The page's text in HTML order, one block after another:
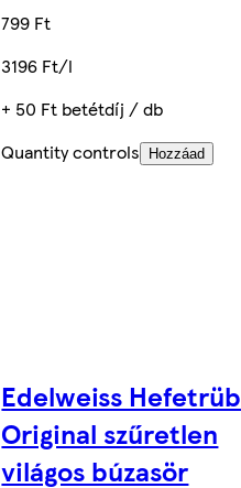
799 Ft
3196 Ft/l
+ 50 Ft betétdíj / db
Quantity controls
Hozzáad
Edelweiss Hefetrüb
Original szűretlen
világos búzasör